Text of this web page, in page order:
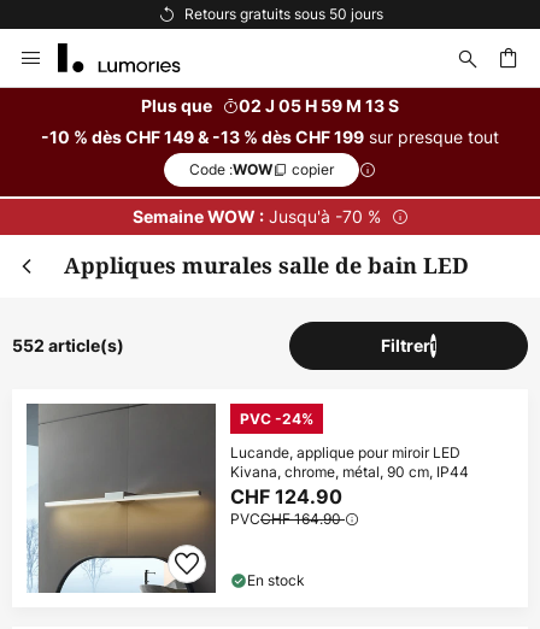
Options de paiement flexibles
Allez
au
Plus que
02 J 05 H 59 M 12 S
-10 % dès CHF 149 & -13 % dès CHF 199 sur presque tout
Code :WOW copier
Semaine WOW :Jusqu'à -70 %
Appliques murales salle de bain LED
552 article(s) Filtrer1
PVC -24%
Lucande, applique pour miroir LED
Kivana, chrome, métal, 90 cm, IP44
CHF 124.90
PVCCHF 164.90
En stock
Remise supplémentaire
-10 % suppl.dès CHF 149
dès CHF 199
sur presque tout*
WOW copier
En profiter
*Marques exclues